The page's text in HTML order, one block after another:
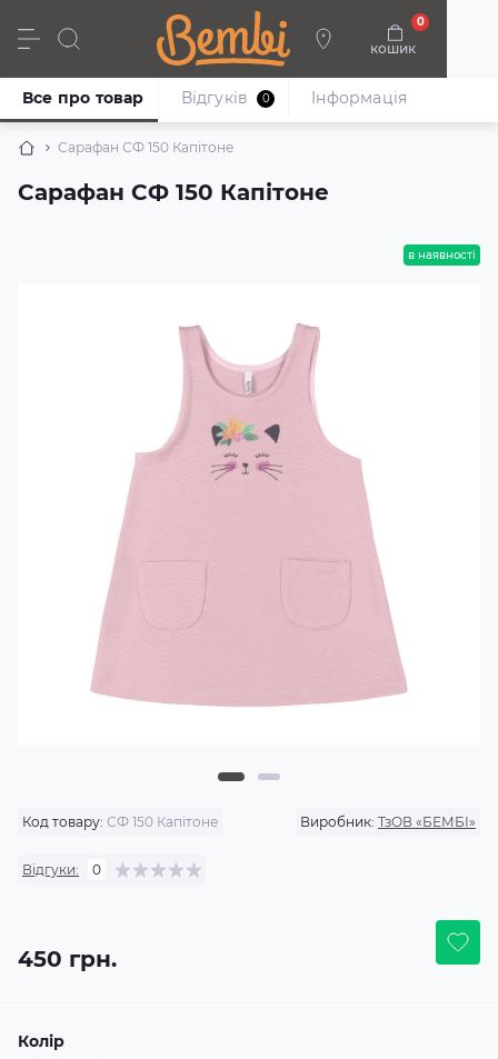
кошик
0
Дівчата Хлопці Немовлята Взуття
Сарафан СФ 150 Капітоне
Сарафан СФ 150 Капітоне
Все про товар Відгуків 0 Iнформація
в наявності
Код товару: СФ 150 Капітоне Виробник: ТзОВ «БЕМБІ»
Відгуки: 0
450 грн.
Колір